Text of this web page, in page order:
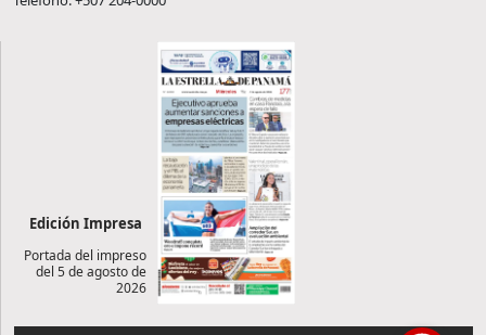
Edición Impresa
Portada del impreso
del 5 de agosto de
2026